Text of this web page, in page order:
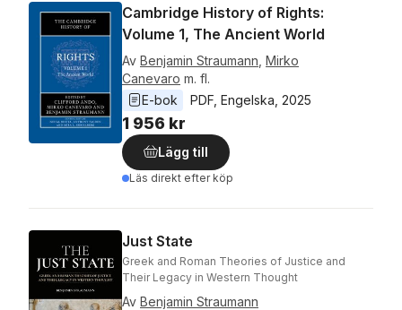
Cambridge History of Rights:
Volume 1, The Ancient World
Av Benjamin Straumann Mirko
Canevaro m. fl.
E-bok
PDF Engelska 2025
1 956 kr
Lägg till
Läs direkt efter köp
Just State
Greek and Roman Theories of Justice and
Their Legacy in Western Thought
Av Benjamin Straumann